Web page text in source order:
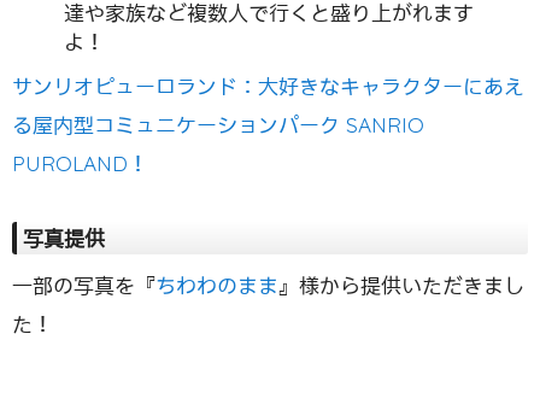
達や家族など複数人で行くと盛り上がれます
よ！
サンリオピューロランド：大好きなキャラクターにあえ
る屋内型コミュニケーションパーク SANRIO
PUROLAND！
写真提供
一部の写真を『ちわわのまま』様から提供いただきまし
た！